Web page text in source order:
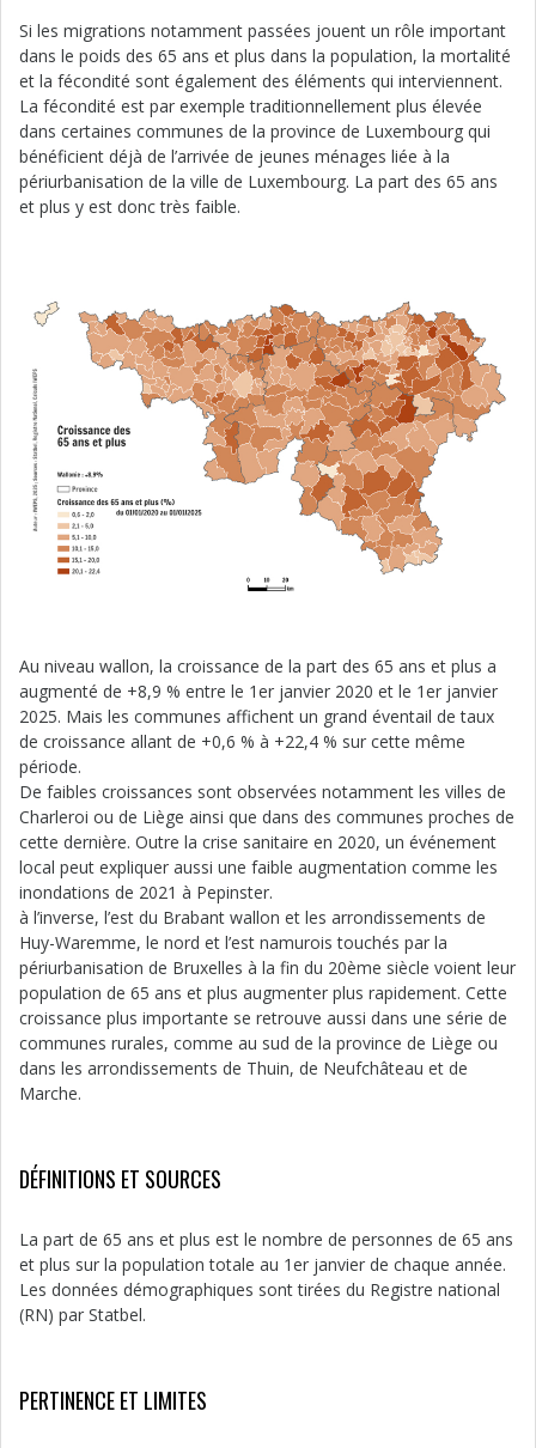
Si les migrations notamment passées jouent un rôle important
dans le poids des 65 ans et plus dans la population, la mortalité
et la fécondité sont également des éléments qui interviennent.
La fécondité est par exemple traditionnellement plus élevée
dans certaines communes de la province de Luxembourg qui
bénéficient déjà de l’arrivée de jeunes ménages liée à la
périurbanisation de la ville de Luxembourg. La part des 65 ans
et plus y est donc très faible.
Au niveau wallon, la croissance de la part des 65 ans et plus a
augmenté de +8,9 % entre le 1er janvier 2020 et le 1er janvier
2025. Mais les communes affichent un grand éventail de taux
de croissance allant de +0,6 % à +22,4 % sur cette même
période.
De faibles croissances sont observées notamment les villes de
Charleroi ou de Liège ainsi que dans des communes proches de
cette dernière. Outre la crise sanitaire en 2020, un événement
local peut expliquer aussi une faible augmentation comme les
inondations de 2021 à Pepinster.
à l’inverse, l’est du Brabant wallon et les arrondissements de
Huy-Waremme, le nord et l’est namurois touchés par la
périurbanisation de Bruxelles à la fin du 20ème siècle voient leur
population de 65 ans et plus augmenter plus rapidement. Cette
croissance plus importante se retrouve aussi dans une série de
communes rurales, comme au sud de la province de Liège ou
dans les arrondissements de Thuin, de Neufchâteau et de
Marche.
DÉFINITIONS ET SOURCES
La part de 65 ans et plus est le nombre de personnes de 65 ans
et plus sur la population totale au 1er janvier de chaque année.
Les données démographiques sont tirées du Registre national
(RN) par Statbel.
PERTINENCE ET LIMITES